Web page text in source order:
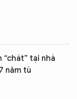
“chát” tại nhà
năm tù